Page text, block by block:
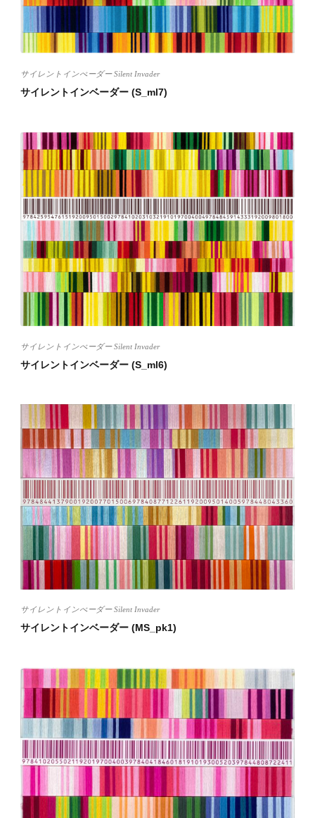
サイレントインべーダー Silent Invader
サイレントインベーダー (S_ml7)
サイレントインべーダー Silent Invader
サイレントインベーダー (S_ml6)
サイレントインべーダー Silent Invader
サイレントインベーダー (MS_pk1)